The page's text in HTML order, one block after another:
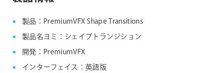
製品：PremiumVFX Shape Transitions
製品名ヨミ：シェイプトランジション
開発：PremiumVFX
インターフェイス：英語版